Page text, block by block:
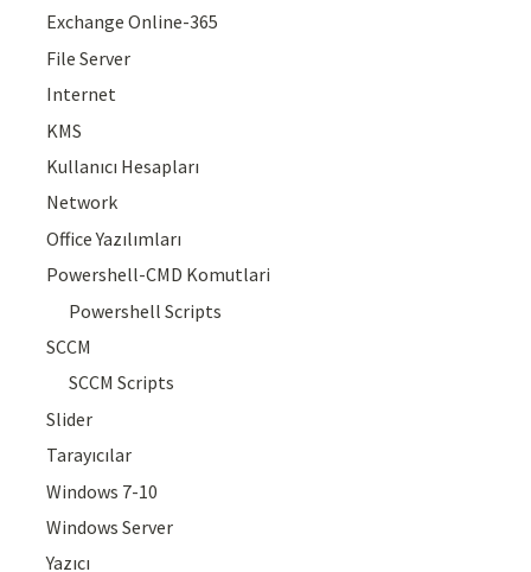
Exchange Online-365
File Server
Internet
KMS
Kullanıcı Hesapları
Network
Office Yazılımları
Powershell-CMD Komutlari
Powershell Scripts
SCCM
SCCM Scripts
Slider
Tarayıcılar
Windows 7-10
Windows Server
Yazıcı